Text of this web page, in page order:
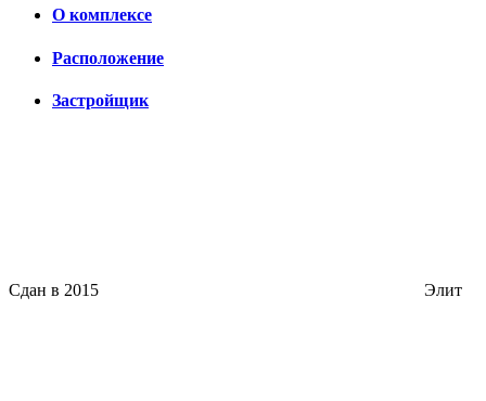
О комплексе
Расположение
Застройщик
Сдан в 2015 Элит